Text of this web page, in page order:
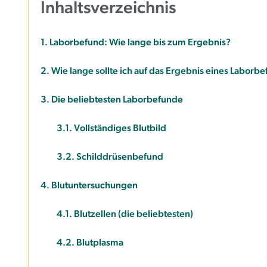
Inhaltsverzeichnis
Laborbefund: Wie lange bis zum Ergebnis?
Wie lange sollte ich auf das Ergebnis eines
Die beliebtesten Laborbefunde
Vollständiges Blutbild
Schilddrüsenbefund
Blutuntersuchungen
Blutzellen (die beliebtesten)
Blutplasma